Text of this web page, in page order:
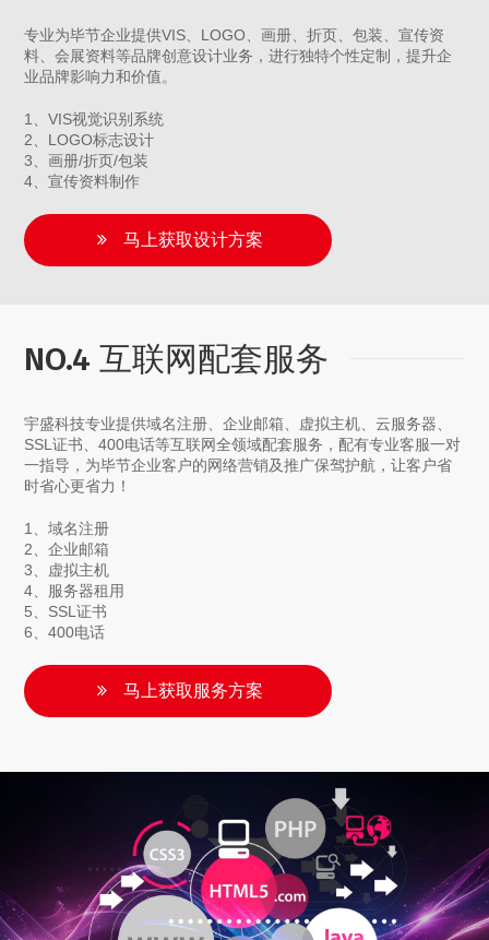
专业为毕节企业提供VIS、LOGO、画册、折页、包装、宣传资
料、会展资料等品牌创意设计业务，进行独特个性定制，提升企
业品牌影响力和价值。
1、VIS视觉识别系统
2、LOGO标志设计
3、画册/折页/包装
4、宣传资料制作
马上获取设计方案
NO.4 互联网配套服务
宇盛科技专业提供域名注册、企业邮箱、虚拟主机、云服务器、
SSL证书、400电话等互联网全领域配套服务，配有专业客服一对
一指导，为毕节企业客户的网络营销及推广保驾护航，让客户省
时省心更省力！
1、域名注册
2、企业邮箱
3、虚拟主机
4、服务器租用
5、SSL证书
6、400电话
马上获取服务方案